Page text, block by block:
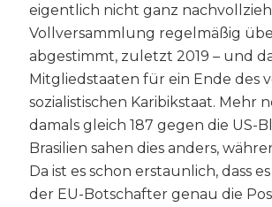
eigentlich nicht ganz
Vollversammlung regelmäßig
abgestimmt, zuletzt 2019 – und
Mitgliedstaaten für ein Ende des
sozialistischen Karibikstaat. Mehr
damals gleich 187 gegen die US-
Brasilien sahen dies anders,
Da ist es schon erstaunlich, dass
der EU-Botschafter genau die